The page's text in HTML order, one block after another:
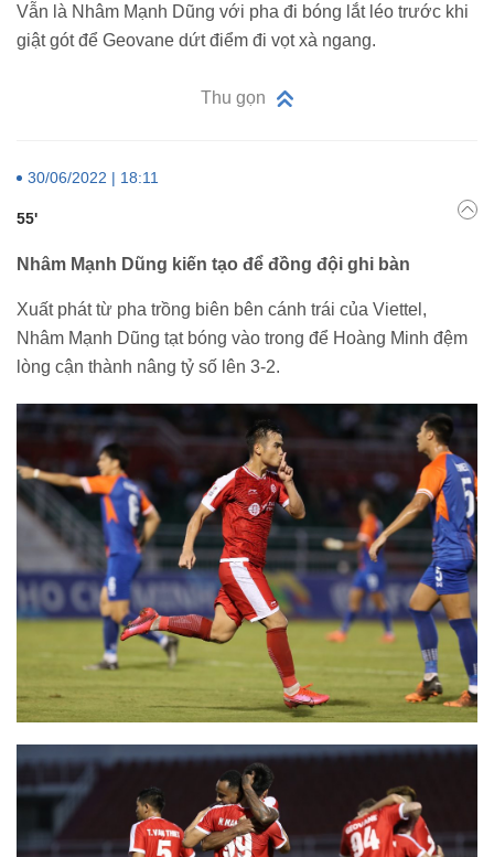
Vẫn là Nhâm Mạnh Dũng với pha đi bóng lắt léo trước khi
giật gót để Geovane dứt điểm đi vọt xà ngang.
Thu gọn
30/06/2022 | 18:11
55'
Nhâm Mạnh Dũng kiến tạo để đồng đội ghi bàn
Xuất phát từ pha trồng biên bên cánh trái của Viettel,
Nhâm Mạnh Dũng tạt bóng vào trong để Hoàng Minh đệm
lòng cận thành nâng tỷ số lên 3-2.